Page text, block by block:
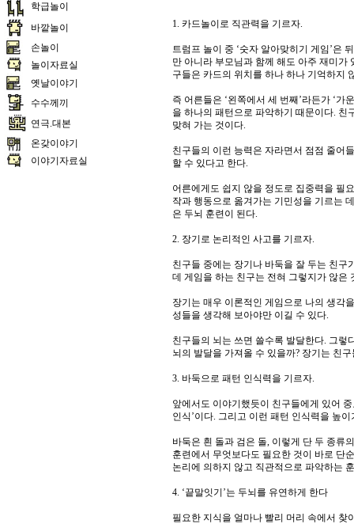
학급놀이
바깥놀이
손놀이
놀이자료실
옛날이야기
수수께끼
연극.대본
온갖이야기
이야기자료실
1. 카드놀이로 직관력을 기르자.
트럼프 놀이 중 ‘숫자 알아맞히기 게임’은
만 아니라 부모님과 함께 해도 아주 재미가
구들은 카드의 위치를 하나 하나 기억하지
즉 어른들은 ‘왼쪽에서 세 번째’라든가 ‘
을 하나의 패턴으로 파악하기 때문이다. 친
맞혀 가는 것이다.
친구들의 이런 능력은 자라면서 점점 줄어
할 수 있다고 한다.
어른에게도 쉽지 않을 정도로 집중력을 필
작과 행동으로 옮겨가는 기민성을 기르는
은 두뇌 훈련이 된다.
2. 장기로 논리적인 사고를 기르자.
친구들 중에는 장기나 바둑을 잘 두는 친구
데 게임을 하는 친구는 전혀 그렇지가 않은
장기는 매우 이론적인 게임으로 나의 생각
성들을 생각해 보아야만 이길 수 있다.
친구들의 뇌는 쓰면 쓸수록 발달한다. 그
뇌의 발달을 가져올 수 있을까? 장기는 친
3. 바둑으로 패턴 인식력을 기르자.
앞에서도 이야기했듯이 친구들에게 있어
인식’이다. 그리고 이런 패턴 인식력을 높
바둑은 흰 돌과 검은 돌, 이렇게 단 두 종류
훈련에서 무엇보다도 필요한 것이 바로 단
논리에 의하지 않고 직관적으로 파악하는
4. ‘끝말잇기’는 두뇌를 유연하게 한다
필요한 지식을 얼마나 빨리 머리 속에서 찾